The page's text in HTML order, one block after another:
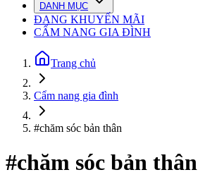
DANH MỤC
ĐANG KHUYẾN MÃI
CẨM NANG GIA ĐÌNH
Trang chủ
Cẩm nang gia đình
#chăm sóc bản thân
#chăm sóc bản thân